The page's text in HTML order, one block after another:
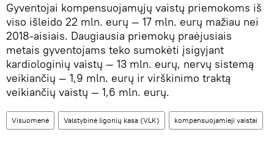
Gyventojai kompensuojamųjų vaistų priemokoms iš
viso išleido 22 mln. eurų — 17 mln. eurų mažiau nei
2018-aisiais. Daugiausia priemokų praėjusiais
metais gyventojams teko sumokėti įsigyjant
kardiologinių vaistų — 13 mln. eurų, nervų sistemą
veikiančių — 1,9 mln. eurų ir virškinimo traktą
veikiančių vaistų — 1,6 mln. eurų.
Visuomenė Valstybinė ligonių kasa (VLK) kompensuojamieji vaistai